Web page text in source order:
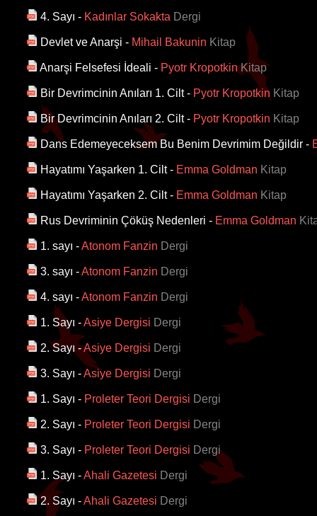
4. Sayı - Kadınlar Sokakta Dergi
Devlet ve Anarşi - Mihail Bakunin Kitap
Anarşi Felsefesi İdeali - Pyotr KropotkinKitap
Bir Devrimcinin Anıları 1. Cilt - Pyotr Kropotkin Kitap
Bir Devrimcinin Anıları 2. Cilt - Pyotr Kropotkin Kitap
Dans Edemeyeceksem Bu Benim Devrimim Değildir -
Hayatımı Yaşarken 1. Cilt - Emma Goldman Kitap
Hayatımı Yaşarken 2. Cilt - Emma Goldman Kitap
Rus Devriminin Çöküş Nedenleri - Emma Goldman
1. sayı -Atonom Fanzin Dergi
3. sayı -Atonom Fanzin Dergi
4. sayı -Atonom Fanzin Dergi
1. Sayı -Asiye Dergisi Dergi
2. Sayı -Asiye Dergisi Dergi
3. Sayı -Asiye Dergisi Dergi
1. Sayı - Proleter Teori Dergisi Dergi
2. Sayı - Proleter Teori Dergisi Dergi
3. Sayı - Proleter Teori Dergisi Dergi
1. Sayı -Ahali Gazetesi Dergi
2. Sayı -Ahali Gazetesi Dergi